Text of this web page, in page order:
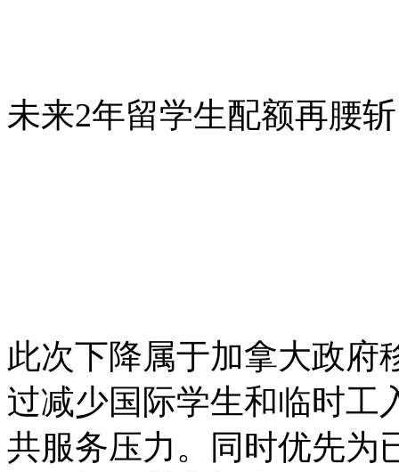
未来2年留学生配额再腰斩
此次下降属于加拿大政府
过减少国际学生和临时工
共服务压力。同时优先为